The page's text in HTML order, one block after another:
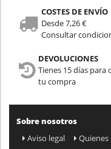
COSTES DE ENVÍO
Desde 7,26 €
Consultar
DEVOLUCIONES
Tienes 15 días para
tu compra
Sobre nosotros
Aviso legal
Quienes